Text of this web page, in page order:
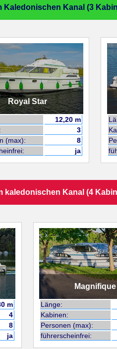
Kaledonischen Kanal (3
Royal Star
12,20 m
3
(max):
8
ja
kaledonischen Kanal (4
m
4
8
ja
Magnifique
Länge:
Kabinen:
Personen (max):
führerscheinfrei: